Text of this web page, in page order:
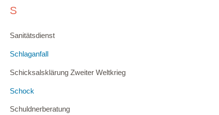
S
Sanitätsdienst
Schlaganfall
Schicksalsklärung Zweiter Weltkrieg
Schock
Schuldnerberatung